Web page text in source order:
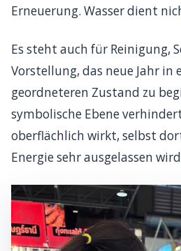
Erneuerung. Wasser dient
Es steht auch für Reinigung,
Vorstellung, das neue Jahr in
geordneteren Zustand zu
symbolische Ebene
oberflächlich wirkt, selbst
Energie sehr ausgelassen